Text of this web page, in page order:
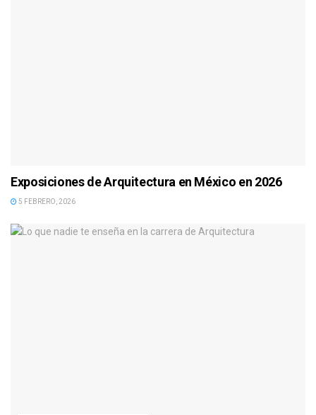
Exposiciones de Arquitectura en México en 2026
5 FEBRERO, 2026